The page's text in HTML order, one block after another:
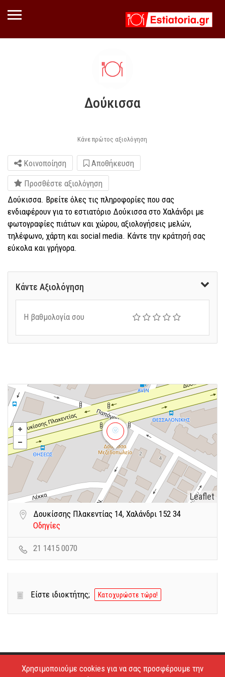
Δούκισσα
Κάνε πρώτος αξιολόγηση
Κοινοποίηση
Αποθήκευση
Προσθέστε αξιολόγηση
Δούκισσα. Βρείτε όλες τις πληροφορίες που σας
ενδιαφέρουν για το εστιατόριο Δούκισσα στο Χαλάνδρι με
φωτογραφίες πιάτων και χώρου, αξιολογήσεις μελών,
τηλέφωνο, χάρτη και social media. Κάντε την κράτησή σας
εύκολα και γρήγορα.
Κάντε Αξιολόγηση
Η βαθμολογία σου
Leaflet
Δουκίσσης Πλακεντίας 14, Χαλάνδρι 152 34
Οδηγίες
21 1415 0070
Είστε ιδιοκτήτης; Κατοχυρώστε τώρα!
Copyright © 2026 - Estiatoria. All Rights Reserved.
Χρησιμοποιούμε cookies για να σας προσφέρουμε την